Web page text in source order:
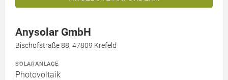
Anysolar GmbH
Bischofstraße 88, 47809 Krefeld
SOLARANLAGE
Photovoltaik